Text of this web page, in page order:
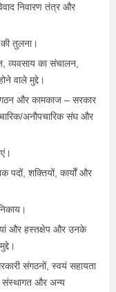
निवारण तंत्र और
तुलना।
व्यवसाय का संचालन,
वाले मुद्दे।
और कामकाज – सरकार
अनौपचारिक संघ और
पदों, शक्तियों, कार्यों और
और हस्तक्षेप और उनके
संगठनों, स्वयं सहायता
संस्थागत और अन्य